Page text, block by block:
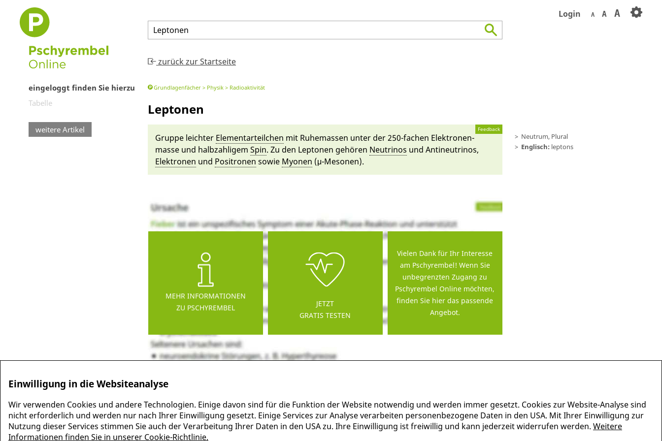
eingeloggt finden Sie hierzu
Tabelle
weitere Artikel
Login A A A
Leptonen
zurück zur Startseite
Grundlagenfächer Physik Radioaktivität
Leptonen
Neutrum, Plural
Englisch: leptons
Feedback
Gruppe leichter Ele­mentar­teilchen mit Ruhe­massen un­ter der 250-fa­chen Elektronen­
masse und halb­zah­ligem Spin. Zu den Leptonen gehören Neutri­nos und Antineutri­nos,
Elektronen und Positro­nen so­wie Myo­nen (μ-Meso­nen).
MEHR INFORMATIONEN
ZU PSCHYREMBEL
JETZT
GRATIS TESTEN
Vielen Dank für Ihr Interesse
am Pschyrembel! Wenn Sie
unbegrenzten Zugang zu
Pschyrembel Online möchten,
finden Sie hier das passende
Angebot.
Einwilligung in die Websiteanalyse
Wir verwenden Cookies und andere Technologien. Einige davon sind für die Funktion der Website notwendig und werden immer gesetzt. Cookies zur Website-Analyse sind
nicht erforderlich und werden nur nach Ihrer Einwilligung gesetzt. Einige Services zur Analyse verarbeiten personenbezogene Daten in den USA. Mit Ihrer Einwilligung zur
Nutzung dieser Services stimmen Sie auch der Verarbeitung Ihrer Daten in den USA zu. Ihre Einwilligung ist freiwillig und kann jederzeit widerrufen werden. Weitere
Informationen finden Sie in unserer Cookie-Richtlinie.